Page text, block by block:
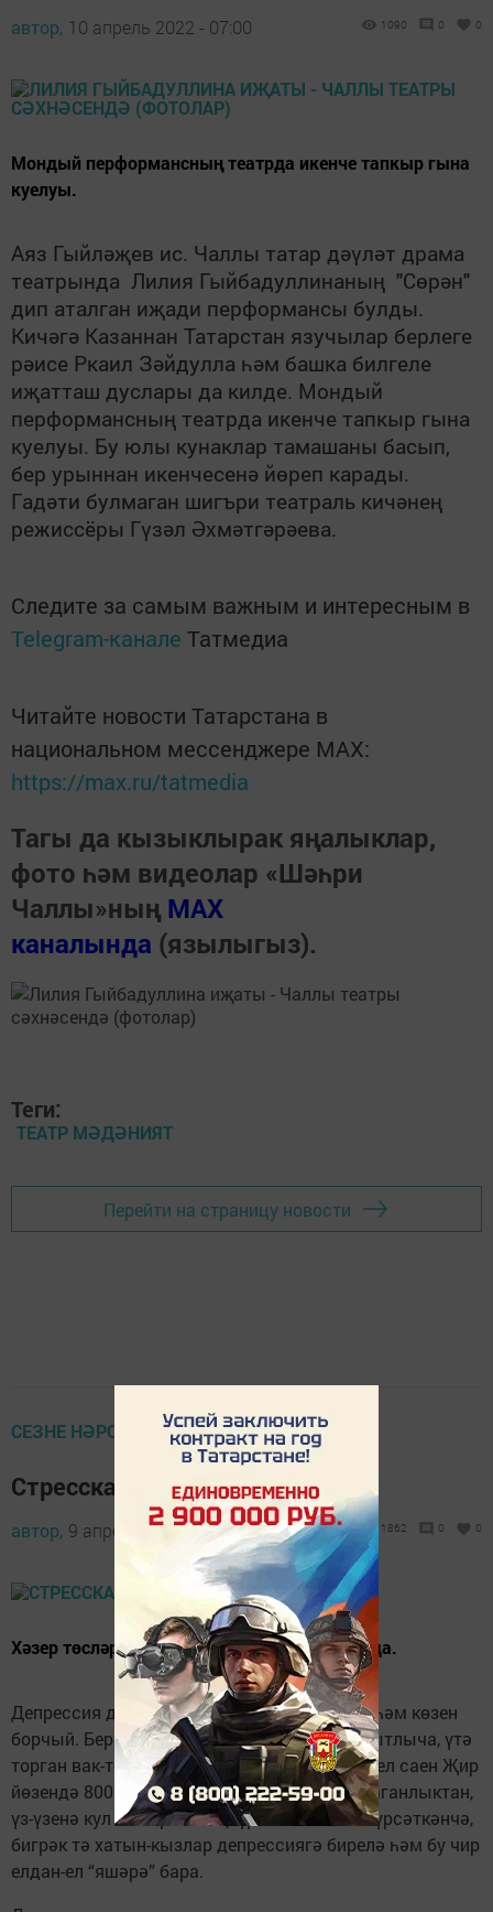
автор, 10 апрель 2022 - 07:00 1090 0 0
Мондый перформансның театрда икенче тапкыр гына
куелуы.
Аяз Гыйләҗев ис. Чаллы татар дәүләт драма
театрында Лилия Гыйбадуллинаның "Сөрән"
дип аталган иҗади перформансы булды.
Кичәгә Казаннан Татарстан язучылар берлеге
рәисе Ркаил Зәйдулла һәм башка билгеле
иҗатташ дуслары да килде. Мондый
перформансның театрда икенче тапкыр гына
куелуы. Бу юлы кунаклар тамашаны басып,
бер урыннан икенчесенә йөреп карады.
Гадәти булмаган шигъри театраль кичәнең
режиссёры Гүзәл Әхмәтгәрәева.
Следите за самым важным и интересным в
Telegram-канале Татмедиа
Читайте новости Татарстана в
национальном мессенджере MАХ:
https://max.ru/tatmedia
Тагы да кызыклырак яңалыклар,
фото һәм видеолар «Шәһри
Чаллы»ның MAX
каналында (язылыгыз).
Теги:
ТЕАТР МӘДӘНИЯТ
Перейти на страницу новости
СЕЗНЕ НӘРСӘ БОРЧЫЙ?
Стресска бирешмим дисәң...
автор, 9 апрель 2022 - 17:52 1862 0 0
Хәзер төсләр ярдәмендә дәвалану да модада.
Депрессия дигән чир кешене гадәттә язын һәм көзен
борчый. Берәүләр моны бу чир түгел, ә вакытлыча, үтә
торган вак-төяк күренеш кенә диләр. Ләкин ел саен Җир
йөзендә 800 мең кеше аңа каршы тора алмаганлыктан,
үз-үзенә кул салырга мәҗбүр. Статистика күрсәткәнчә,
бигрәк тә хатын-кызлар депрессиягә бирелә һәм бу чир
елдан-ел “яшәрә” бара.